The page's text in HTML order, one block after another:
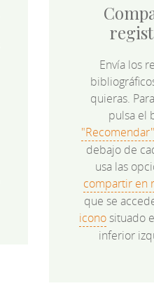
Envía los
quieras.
pulsa el
"Recomendar"
debajo de
usa las
compartir en
que se
iconosituado
inferior